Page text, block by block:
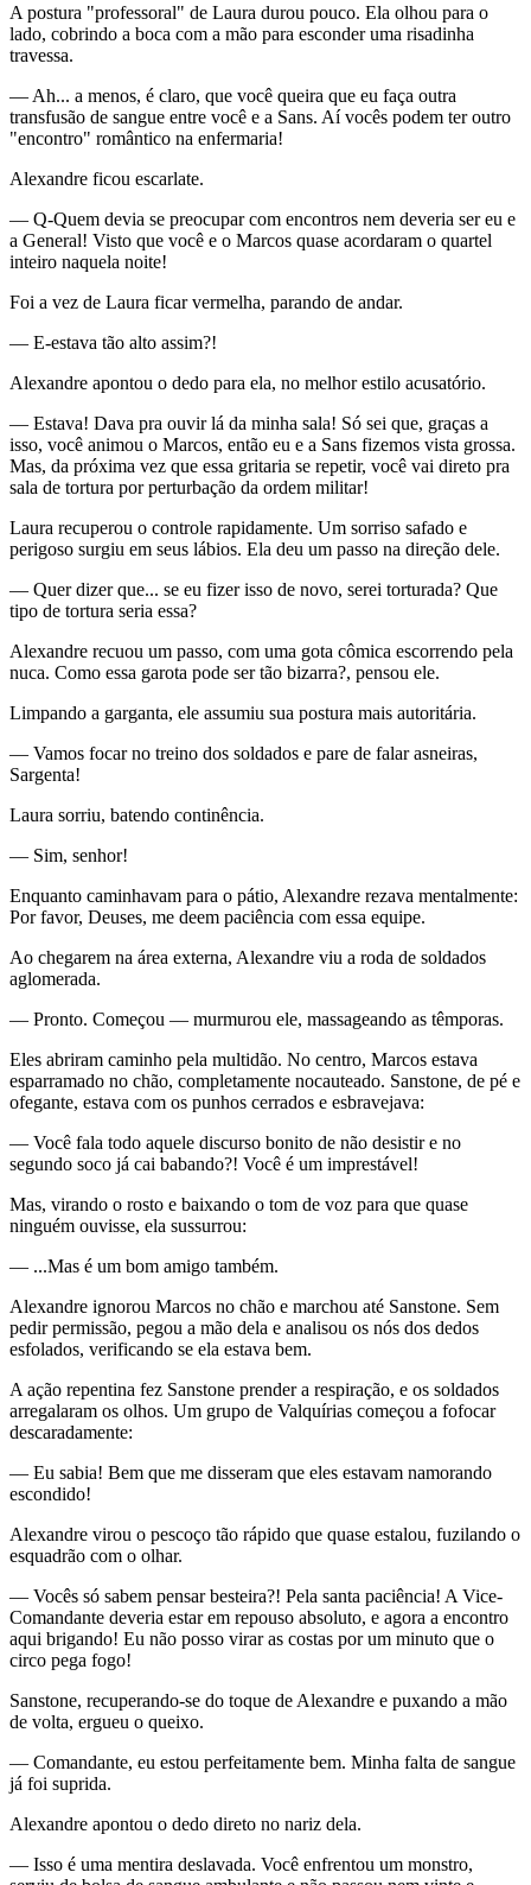
A postura "professoral" de Laura durou pouco. Ela olhou para o
lado, cobrindo a boca com a mão para esconder uma risadinha
travessa.
— Ah... a menos, é claro, que você queira que eu faça outra
transfusão de sangue entre você e a Sans. Aí vocês podem ter outro
"encontro" romântico na enfermaria!
Alexandre ficou escarlate.
— Q-Quem devia se preocupar com encontros nem deveria ser eu e
a General! Visto que você e o Marcos quase acordaram o quartel
inteiro naquela noite!
Foi a vez de Laura ficar vermelha, parando de andar.
— E-estava tão alto assim?!
Alexandre apontou o dedo para ela, no melhor estilo acusatório.
— Estava! Dava pra ouvir lá da minha sala! Só sei que, graças a
isso, você animou o Marcos, então eu e a Sans fizemos vista grossa.
Mas, da próxima vez que essa gritaria se repetir, você vai direto pra
sala de tortura por perturbação da ordem militar!
Laura recuperou o controle rapidamente. Um sorriso safado e
perigoso surgiu em seus lábios. Ela deu um passo na direção dele.
— Quer dizer que... se eu fizer isso de novo, serei torturada? Que
tipo de tortura seria essa?
Alexandre recuou um passo, com uma gota cômica escorrendo pela
nuca. Como essa garota pode ser tão bizarra?, pensou ele.
Limpando a garganta, ele assumiu sua postura mais autoritária.
— Vamos focar no treino dos soldados e pare de falar asneiras,
Sargenta!
Laura sorriu, batendo continência.
— Sim, senhor!
Enquanto caminhavam para o pátio, Alexandre rezava mentalmente:
Por favor, Deuses, me deem paciência com essa equipe.
Ao chegarem na área externa, Alexandre viu a roda de soldados
aglomerada.
— Pronto. Começou — murmurou ele, massageando as têmporas.
Eles abriram caminho pela multidão. No centro, Marcos estava
esparramado no chão, completamente nocauteado. Sanstone, de pé e
ofegante, estava com os punhos cerrados e esbravejava:
— Você fala todo aquele discurso bonito de não desistir e no
segundo soco já cai babando?! Você é um imprestável!
Mas, virando o rosto e baixando o tom de voz para que quase
ninguém ouvisse, ela sussurrou:
— ...Mas é um bom amigo também.
Alexandre ignorou Marcos no chão e marchou até Sanstone. Sem
pedir permissão, pegou a mão dela e analisou os nós dos dedos
esfolados, verificando se ela estava bem.
A ação repentina fez Sanstone prender a respiração, e os soldados
arregalaram os olhos. Um grupo de Valquírias começou a fofocar
descaradamente:
— Eu sabia! Bem que me disseram que eles estavam namorando
escondido!
Alexandre virou o pescoço tão rápido que quase estalou, fuzilando o
esquadrão com o olhar.
— Vocês só sabem pensar besteira?! Pela santa paciência! A Vice-
Comandante deveria estar em repouso absoluto, e agora a encontro
aqui brigando! Eu não posso virar as costas por um minuto que o
circo pega fogo!
Sanstone, recuperando-se do toque de Alexandre e puxando a mão
de volta, ergueu o queixo.
— Comandante, eu estou perfeitamente bem. Minha falta de sangue
já foi suprida.
Alexandre apontou o dedo direto no nariz dela.
— Isso é uma mentira deslavada. Você enfrentou um monstro,